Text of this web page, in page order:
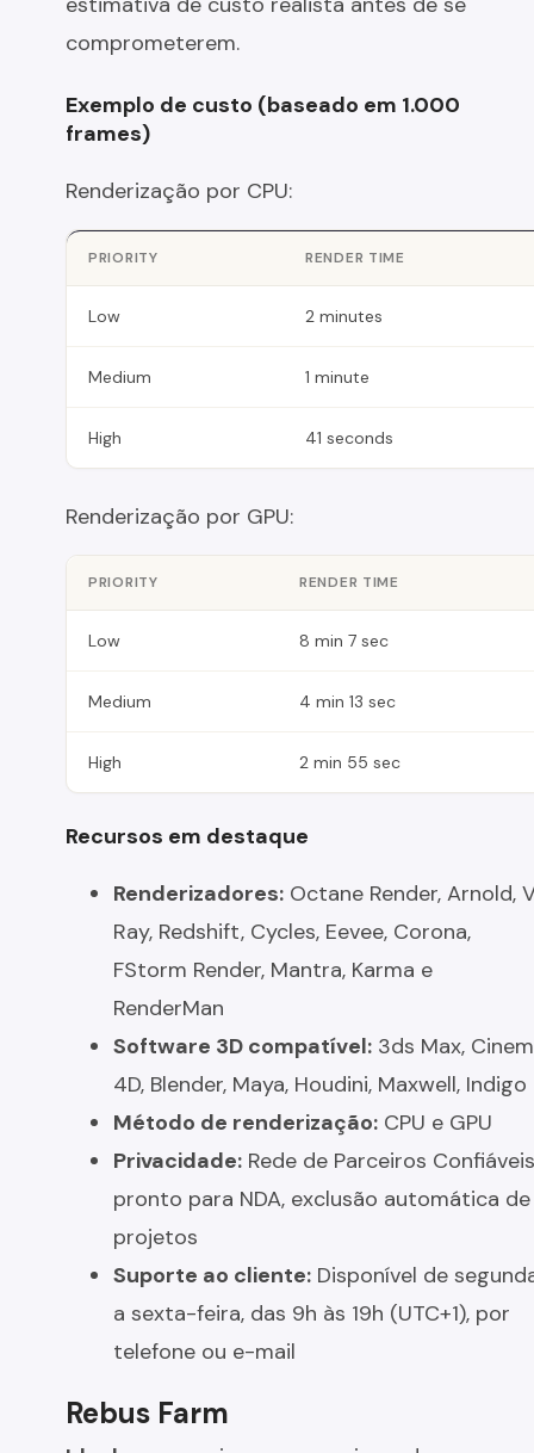
comprometerem.
Exemplo de custo (baseado em 1.000
frames)
Renderização por CPU:
PRIORITY RENDER TIME
Low 2 minutes
Medium 1 minute
High 41 seconds
Renderização por GPU:
PRIORITY RENDER TIME
Low 8 min 7 sec
Medium 4 min 13 sec
High 2 min 55 sec
Recursos em destaque
Renderizadores: Octane Render, Arnold,
Ray, Redshift, Cycles, Eevee, Corona,
FStorm Render, Mantra, Karma e
RenderMan
Software 3D compatível: 3ds Max,
4D, Blender, Maya, Houdini, Maxwell, Indigo
Método de renderização: CPU e GPU
Privacidade: Rede de Parceiros
pronto para NDA, exclusão automática de
projetos
Suporte ao cliente: Disponível de
a sexta-feira, das 9h às 19h (UTC+1), por
telefone ou e-mail
Rebus Farm